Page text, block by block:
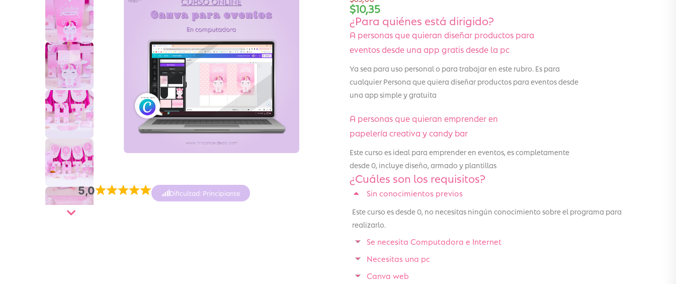
5,0 Dificultad: Principiante
$10,35
¿Para quiénes está dirigido?
A personas que quieran diseñar productos para
eventos desde una app gratis desde la pc
Ya sea para uso personal o para trabajar en este rubro. Es para
cualquier Persona que quiera diseñar productos para eventos desde
una app simple y gratuita
A personas que quieran emprender en
papelería creativa y candy bar
Este curso es ideal para emprender en eventos, es completamente
desde 0, incluye diseño, armado y plantillas
¿Cuáles son los requisitos?
Sin conocimientos previos
Este curso es desde 0, no necesitas ningún conocimiento sobre el programa para
realizarlo.
Se necesita Computadora e Internet
Necesitas una pc
Canva web